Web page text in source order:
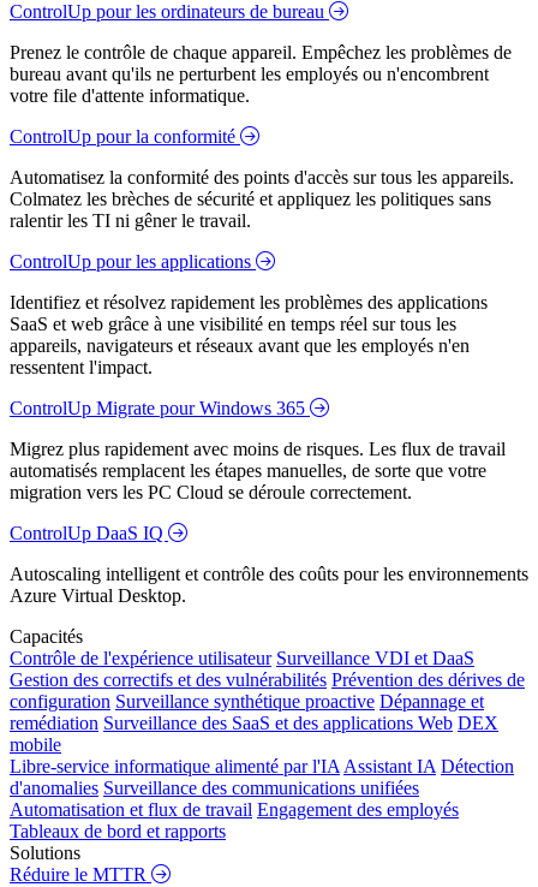
ControlUp pour les ordinateurs de bureau
Prenez le contrôle de chaque appareil. Empêchez les problèmes de
bureau avant qu'ils ne perturbent les employés ou n'encombrent
votre file d'attente informatique.
ControlUp pour la conformité
Automatisez la conformité des points d'accès sur tous les appareils.
Colmatez les brèches de sécurité et appliquez les politiques sans
ralentir les TI ni gêner le travail.
ControlUp pour les applications
Identifiez et résolvez rapidement les problèmes des applications
SaaS et web grâce à une visibilité en temps réel sur tous les
appareils, navigateurs et réseaux avant que les employés n'en
ressentent l'impact.
ControlUp Migrate pour Windows 365
Migrez plus rapidement avec moins de risques. Les flux de travail
automatisés remplacent les étapes manuelles, de sorte que votre
migration vers les PC Cloud se déroule correctement.
ControlUp DaaS IQ
Autoscaling intelligent et contrôle des coûts pour les environnements
Azure Virtual Desktop.
Capacités
Contrôle de l'expérience utilisateur Surveillance VDI et DaaS
Gestion des correctifs et des vulnérabilités Prévention des dérives de
configuration Surveillance synthétique proactive Dépannage et
remédiation Surveillance des SaaS et des applications Web DEX
mobile
Libre-service informatique alimenté par l'IA Assistant IA Détection
d'anomalies Surveillance des communications unifiées
Automatisation et flux de travail Engagement des employés
Tableaux de bord et rapports
Solutions
Réduire le MTTR